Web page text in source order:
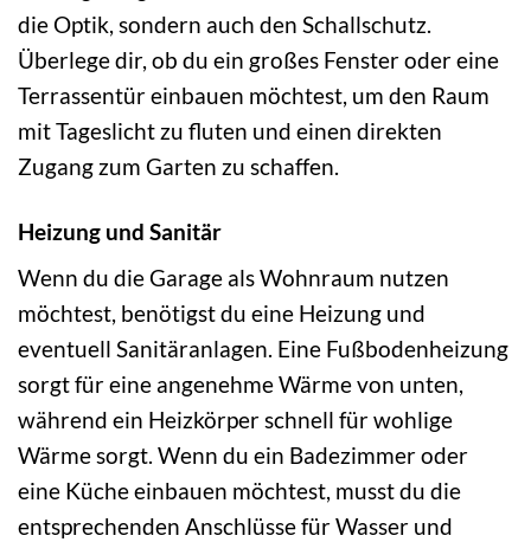
die Optik, sondern auch den Schallschutz.
Überlege dir, ob du ein großes Fenster oder eine
Terrassentür einbauen möchtest, um den Raum
mit Tageslicht zu fluten und einen direkten
Zugang zum Garten zu schaffen.
Heizung und Sanitär
Wenn du die Garage als Wohnraum nutzen
möchtest, benötigst du eine Heizung und
eventuell Sanitäranlagen. Eine Fußbodenheizung
sorgt für eine angenehme Wärme von unten,
während ein Heizkörper schnell für wohlige
Wärme sorgt. Wenn du ein Badezimmer oder
eine Küche einbauen möchtest, musst du die
entsprechenden Anschlüsse für Wasser und